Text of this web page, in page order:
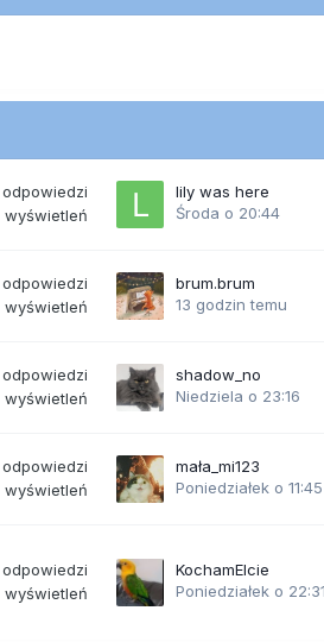
odpowiedzi
wyświetleń
lily was here
Środa o 20:44
odpowiedzi
wyświetleń
brum.brum
13 godzin temu
odpowiedzi
wyświetleń
shadow_no
Niedziela o 23:16
odpowiedzi
wyświetleń
mała_mi123
Poniedziałek o 11:45
odpowiedzi
wyświetleń
KochamElcie
Poniedziałek o